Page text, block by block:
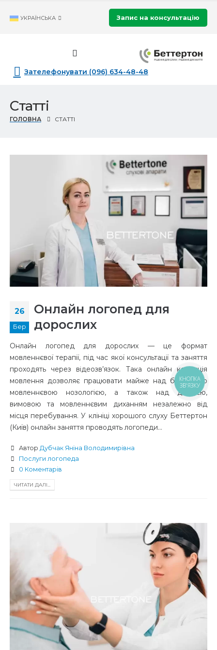
УКРАЇНСЬКА Запис на консультацію
Зателефонувати (096) 634-48-48
Статті
ГОЛОВНА СТАТТІ
26
Бер
Онлайн логопед для
дорослих
Онлайн логопед для дорослих — це формат
мовленнєвої терапії, під час якої консультації та заняття
проходять через відеозв’язок. Така онлайн корекція
мовлення дозволяє працювати майже над будь-якою
мовленнєвою нозологією, а також над дикцією,
вимовою та мовленнєвим диханням незалежно від
місця перебування. У клініці хорошого слуху Беттертон
(Київ) онлайн заняття проводять логопеди...
Автор Дубчак Яніна Володимирівна
Послуги логопеда
0 Коментарів
ЧИТАТИ ДАЛІ...
КНОПКА
ЗВ'ЯЗКУ